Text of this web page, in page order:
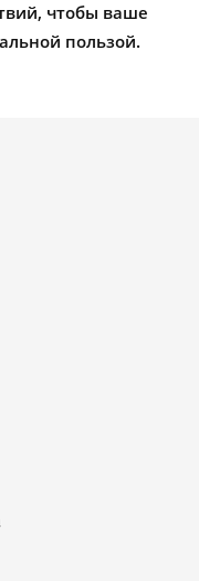
чтобы ваше
пользой.